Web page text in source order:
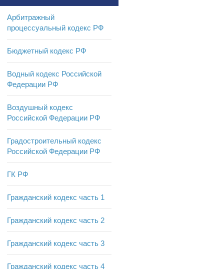
Арбитражный
процессуальный кодекс РФ
Бюджетный кодекс РФ
Водный кодекс Российской
Федерации РФ
Воздушный кодекс
Российской Федерации РФ
Градостроительный кодекс
Российской Федерации РФ
ГК РФ
Гражданский кодекс часть 1
Гражданский кодекс часть 2
Гражданский кодекс часть 3
Гражданский кодекс часть 4